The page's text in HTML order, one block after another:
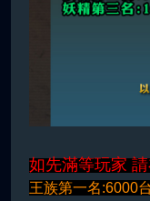
如先滿等玩家
王族第一名:6000